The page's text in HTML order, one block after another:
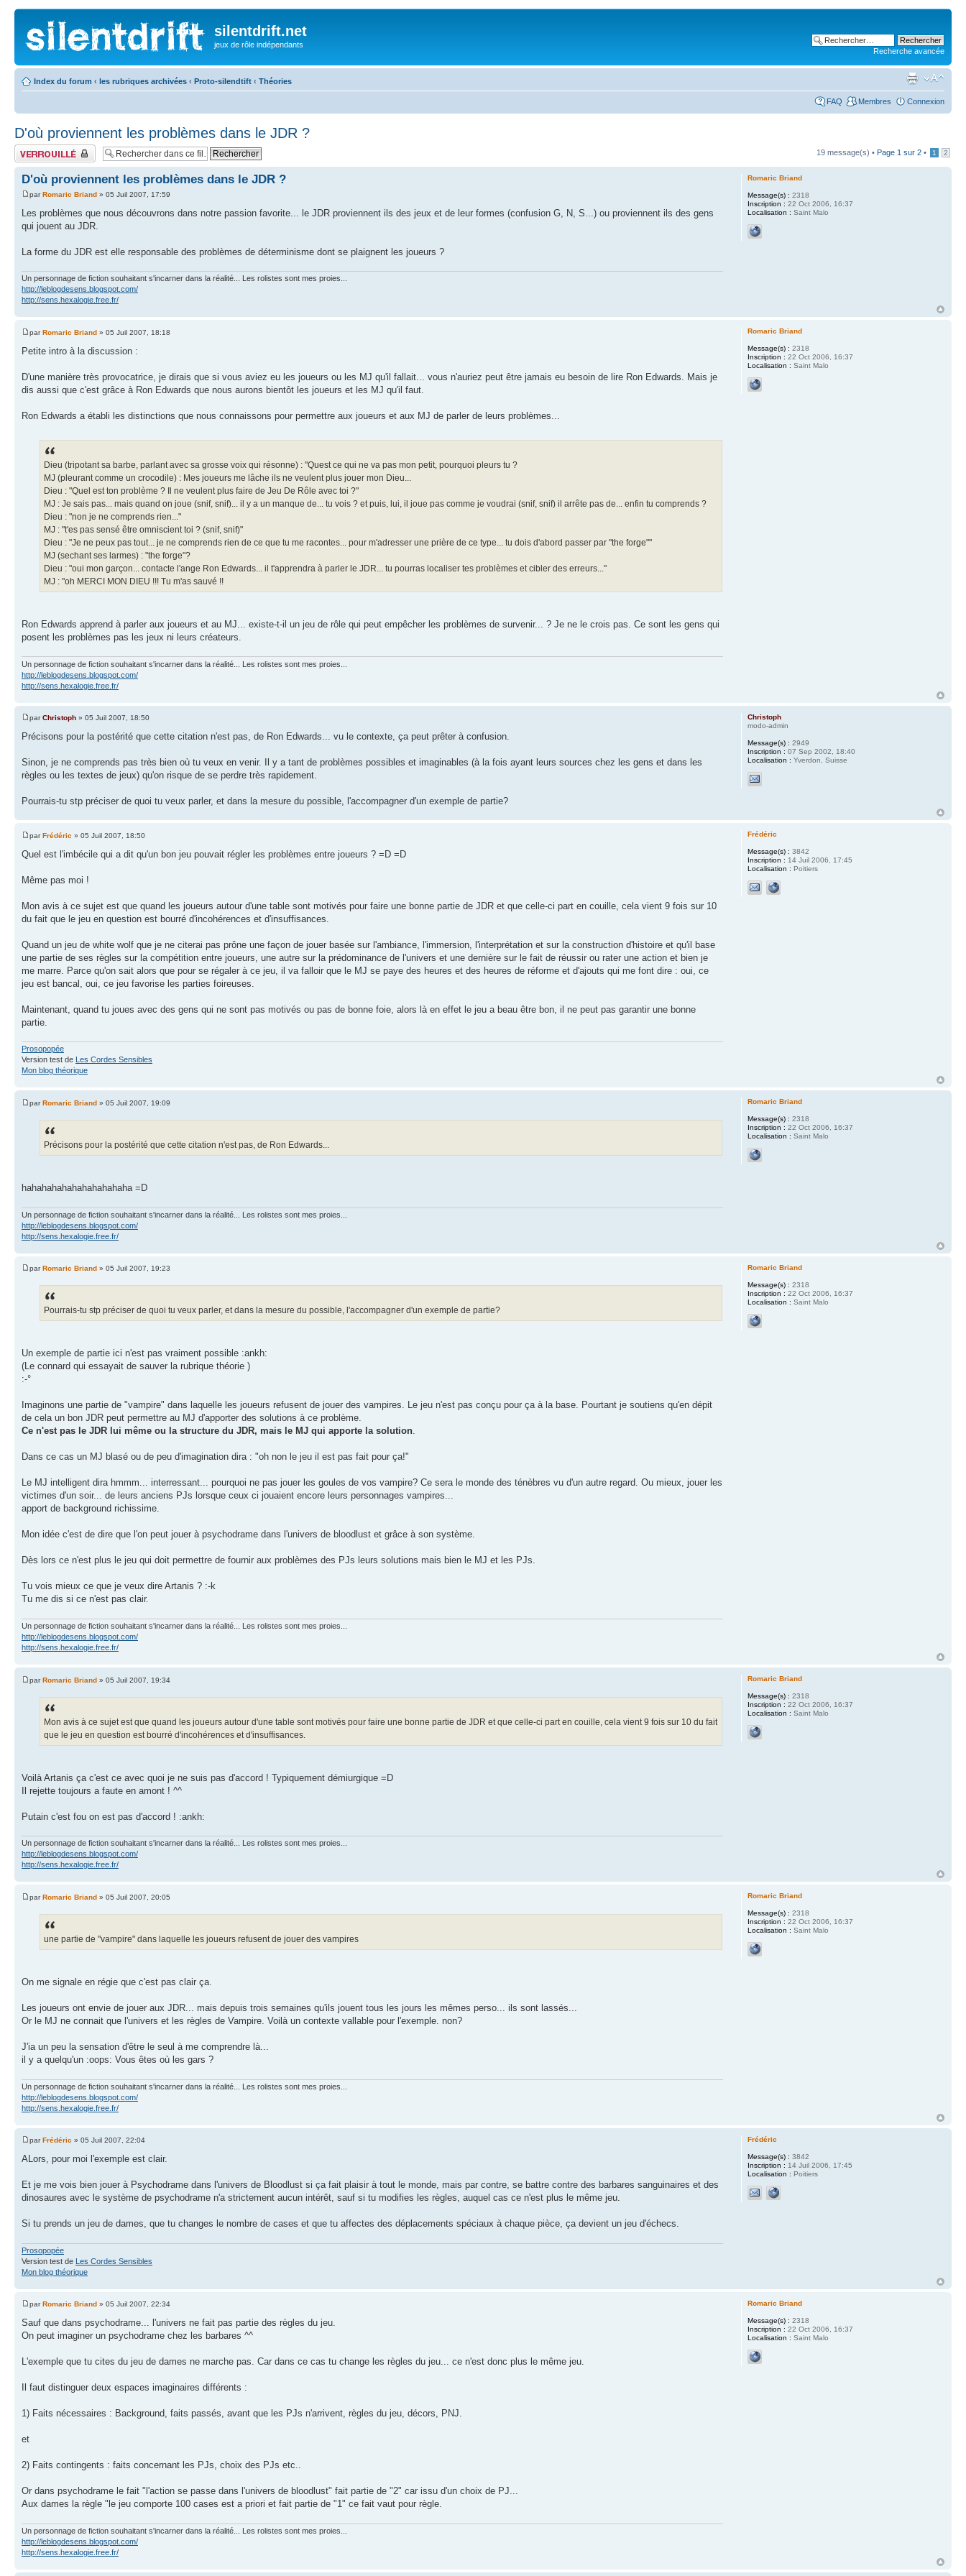
silentdrift.net
jeux de rôle indépendants
Recherche avancée
Index du forum ‹ les rubriques archivées ‹ Proto-silendtift ‹ Théories
FAQ Membres Connexion
D'où proviennent les problèmes dans le JDR ?
Fil verrouillé 19 message(s) • Page 1 sur 2 • 1 2
D'où proviennent les problèmes dans le JDR ?
parRomaric Briand » 05 Juil 2007, 17:59
Les problèmes que nous découvrons dans notre passion favorite... le JDR proviennent ils des jeux et de leur formes (confusion G, N, S...) ou proviennent ils des gens
qui jouent au JDR.
La forme du JDR est elle responsable des problèmes de déterminisme dont se plaignent les joueurs ?
Un personnage de fiction souhaitant s'incarner dans la réalité... Les rolistes sont mes proies...
http://leblogdesens.blogspot.com/
http://sens.hexalogie.free.fr/
Romaric Briand
Message(s) : 2318
Inscription : 22 Oct 2006, 16:37
Localisation : Saint Malo
parRomaric Briand » 05 Juil 2007, 18:18
Petite intro à la discussion :
D'une manière très provocatrice, je dirais que si vous aviez eu les joueurs ou les MJ qu'il fallait... vous n'auriez peut être jamais eu besoin de lire Ron Edwards. Mais je
dis aussi que c'est grâce à Ron Edwards que nous aurons bientôt les joueurs et les MJ qu'il faut.
Ron Edwards a établi les distinctions que nous connaissons pour permettre aux joueurs et aux MJ de parler de leurs problèmes...
Dieu (tripotant sa barbe, parlant avec sa grosse voix qui résonne) : "Quest ce qui ne va pas mon petit, pourquoi pleurs tu ?
MJ (pleurant comme un crocodile) : Mes joueurs me lâche ils ne veulent plus jouer mon Dieu...
Dieu : "Quel est ton problème ? Il ne veulent plus faire de Jeu De Rôle avec toi ?"
MJ : Je sais pas... mais quand on joue (snif, snif)... il y a un manque de... tu vois ? et puis, lui, il joue pas comme je voudrai (snif, snif) il arrête pas de... enfin tu comprends ?
Dieu : "non je ne comprends rien..."
MJ : "t'es pas sensé être omniscient toi ? (snif, snif)"
Dieu : "Je ne peux pas tout... je ne comprends rien de ce que tu me racontes... pour m'adresser une prière de ce type... tu dois d'abord passer par "the forge""
MJ (sechant ses larmes) : "the forge"?
Dieu : "oui mon garçon... contacte l'ange Ron Edwards... il t'apprendra à parler le JDR... tu pourras localiser tes problèmes et cibler des erreurs..."
MJ : "oh MERCI MON DIEU !!! Tu m'as sauvé !!
Ron Edwards apprend à parler aux joueurs et au MJ... existe-t-il un jeu de rôle qui peut empêcher les problèmes de survenir... ? Je ne le crois pas. Ce sont les gens qui
posent les problèmes pas les jeux ni leurs créateurs.
Un personnage de fiction souhaitant s'incarner dans la réalité... Les rolistes sont mes proies...
http://leblogdesens.blogspot.com/
http://sens.hexalogie.free.fr/
Romaric Briand
Message(s) : 2318
Inscription : 22 Oct 2006, 16:37
Localisation : Saint Malo
parChristoph » 05 Juil 2007, 18:50
Précisons pour la postérité que cette citation n'est pas, de Ron Edwards... vu le contexte, ça peut prêter à confusion.
Sinon, je ne comprends pas très bien où tu veux en venir. Il y a tant de problèmes possibles et imaginables (à la fois ayant leurs sources chez les gens et dans les
règles ou les textes de jeux) qu'on risque de se perdre très rapidement.
Pourrais-tu stp préciser de quoi tu veux parler, et dans la mesure du possible, l'accompagner d'un exemple de partie?
Christoph
modo-admin
Message(s) : 2949
Inscription : 07 Sep 2002, 18:40
Localisation : Yverdon, Suisse
parFrédéric » 05 Juil 2007, 18:50
Quel est l'imbécile qui a dit qu'un bon jeu pouvait régler les problèmes entre joueurs ? =D =D
Même pas moi !
Mon avis à ce sujet est que quand les joueurs autour d'une table sont motivés pour faire une bonne partie de JDR et que celle-ci part en couille, cela vient 9 fois sur 10
du fait que le jeu en question est bourré d'incohérences et d'insuffisances.
Quand un jeu de white wolf que je ne citerai pas prône une façon de jouer basée sur l'ambiance, l'immersion, l'interprétation et sur la construction d'histoire et qu'il base
une partie de ses règles sur la compétition entre joueurs, une autre sur la prédominance de l'univers et une dernière sur le fait de réussir ou rater une action et bien je
me marre. Parce qu'on sait alors que pour se régaler à ce jeu, il va falloir que le MJ se paye des heures et des heures de réforme et d'ajouts qui me font dire : oui, ce
jeu est bancal, oui, ce jeu favorise les parties foireuses.
Maintenant, quand tu joues avec des gens qui ne sont pas motivés ou pas de bonne foie, alors là en effet le jeu a beau être bon, il ne peut pas garantir une bonne
partie.
Prosopopée
Version test de
Les Cordes Sensibles
Mon blog théorique
Frédéric
Message(s) : 3842
Inscription : 14 Juil 2006, 17:45
Localisation : Poitiers
parRomaric Briand » 05 Juil 2007, 19:09
Précisons pour la postérité que cette citation n'est pas, de Ron Edwards...
hahahahahahahahahahaha =D
Un personnage de fiction souhaitant s'incarner dans la réalité... Les rolistes sont mes proies...
http://leblogdesens.blogspot.com/
http://sens.hexalogie.free.fr/
Romaric Briand
Message(s) : 2318
Inscription : 22 Oct 2006, 16:37
Localisation : Saint Malo
parRomaric Briand » 05 Juil 2007, 19:23
Pourrais-tu stp préciser de quoi tu veux parler, et dans la mesure du possible, l'accompagner d'un exemple de partie?
Un exemple de partie ici n'est pas vraiment possible :ankh:
(Le connard qui essayait de sauver la rubrique théorie )
:-°
Imaginons une partie de "vampire" dans laquelle les joueurs refusent de jouer des vampires. Le jeu n'est pas conçu pour ça à la base. Pourtant je soutiens qu'en dépit
de cela un bon JDR peut permettre au MJ d'apporter des solutions à ce problème.
Ce n'est pas le JDR lui même ou la structure du JDR, mais le MJ qui apporte la solution.
Dans ce cas un MJ blasé ou de peu d'imagination dira : "oh non le jeu il est pas fait pour ça!"
Le MJ intelligent dira hmmm... interressant... pourquoi ne pas jouer les goules de vos vampire? Ce sera le monde des ténèbres vu d'un autre regard. Ou mieux, jouer les
victimes d'un soir... de leurs anciens PJs lorsque ceux ci jouaient encore leurs personnages vampires...
apport de background richissime.
Mon idée c'est de dire que l'on peut jouer à psychodrame dans l'univers de bloodlust et grâce à son système.
Dès lors ce n'est plus le jeu qui doit permettre de fournir aux problèmes des PJs leurs solutions mais bien le MJ et les PJs.
Tu vois mieux ce que je veux dire Artanis ? :-k
Tu me dis si ce n'est pas clair.
Un personnage de fiction souhaitant s'incarner dans la réalité... Les rolistes sont mes proies...
http://leblogdesens.blogspot.com/
http://sens.hexalogie.free.fr/
Romaric Briand
Message(s) : 2318
Inscription : 22 Oct 2006, 16:37
Localisation : Saint Malo
parRomaric Briand » 05 Juil 2007, 19:34
Mon avis à ce sujet est que quand les joueurs autour d'une table sont motivés pour faire une bonne partie de JDR et que celle-ci part en couille, cela vient 9 fois sur 10 du fait
que le jeu en question est bourré d'incohérences et d'insuffisances.
Voilà Artanis ça c'est ce avec quoi je ne suis pas d'accord ! Typiquement démiurgique =D
Il rejette toujours a faute en amont ! ^^
Putain c'est fou on est pas d'accord ! :ankh:
Un personnage de fiction souhaitant s'incarner dans la réalité... Les rolistes sont mes proies...
http://leblogdesens.blogspot.com/
http://sens.hexalogie.free.fr/
Romaric Briand
Message(s) : 2318
Inscription : 22 Oct 2006, 16:37
Localisation : Saint Malo
parRomaric Briand » 05 Juil 2007, 20:05
une partie de "vampire" dans laquelle les joueurs refusent de jouer des vampires
On me signale en régie que c'est pas clair ça.
Les joueurs ont envie de jouer aux JDR... mais depuis trois semaines qu'ils jouent tous les jours les mêmes perso... ils sont lassés...
Or le MJ ne connait que l'univers et les règles de Vampire. Voilà un contexte vallable pour l'exemple. non?
J'ia un peu la sensation d'être le seul à me comprendre là...
il y a quelqu'un :oops: Vous êtes où les gars ?
Un personnage de fiction souhaitant s'incarner dans la réalité... Les rolistes sont mes proies...
http://leblogdesens.blogspot.com/
http://sens.hexalogie.free.fr/
Romaric Briand
Message(s) : 2318
Inscription : 22 Oct 2006, 16:37
Localisation : Saint Malo
parFrédéric » 05 Juil 2007, 22:04
ALors, pour moi l'exemple est clair.
Et je me vois bien jouer à Psychodrame dans l'univers de Bloodlust si ça fait plaisir à tout le monde, mais par contre, se battre contre des barbares sanguinaires et des
dinosaures avec le système de psychodrame n'a strictement aucun intérêt, sauf si tu modifies les règles, auquel cas ce n'est plus le même jeu.
Si tu prends un jeu de dames, que tu changes le nombre de cases et que tu affectes des déplacements spéciaux à chaque pièce, ça devient un jeu d'échecs.
Prosopopée
Version test de Les Cordes Sensibles
Mon blog théorique
Frédéric
Message(s) : 3842
Inscription : 14 Juil 2006, 17:45
Localisation : Poitiers
par Romaric Briand » 05 Juil 2007, 22:34
Sauf que dans psychodrame... l'univers ne fait pas partie des règles du jeu.
On peut imaginer un psychodrame chez les barbares ^^
L'exemple que tu cites du jeu de dames ne marche pas. Car dans ce cas tu change les règles du jeu... ce n'est donc plus le même jeu.
Il faut distinguer deux espaces imaginaires différents :
1) Faits nécessaires : Background, faits passés, avant que les PJs n'arrivent, règles du jeu, décors, PNJ.
et
2) Faits contingents : faits concernant les PJs, choix des PJs etc..
Or dans psychodrame le fait "l'action se passe dans l'univers de bloodlust" fait partie de "2" car issu d'un choix de PJ...
Aux dames la règle "le jeu comporte 100 cases est a priori et fait partie de "1" ce fait vaut pour règle.
Un personnage de fiction souhaitant s'incarner dans la réalité... Les rolistes sont mes proies...
http://leblogdesens.blogspot.com/
http://sens.hexalogie.free.fr/
Romaric Briand
Message(s) : 2318
Inscription : 22 Oct 2006, 16:37
Localisation : Saint Malo